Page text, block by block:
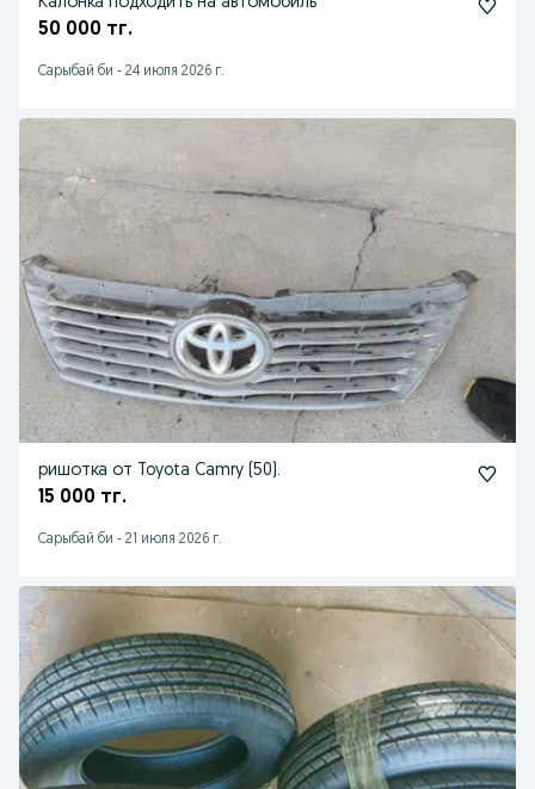
50 000 тг.
Сарыбай би - 24 июля 2026 г.
ришотка от Toyota Camry (50).
15 000 тг.
Сарыбай би - 21 июля 2026 г.